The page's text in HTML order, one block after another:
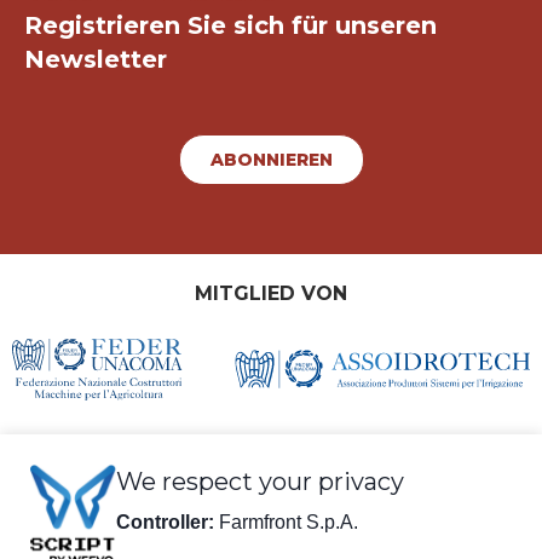
Registrieren Sie sich für unseren
Newsletter
ABONNIEREN
MITGLIED VON
We respect your privacy
Controller: Farmfront S.p.A.